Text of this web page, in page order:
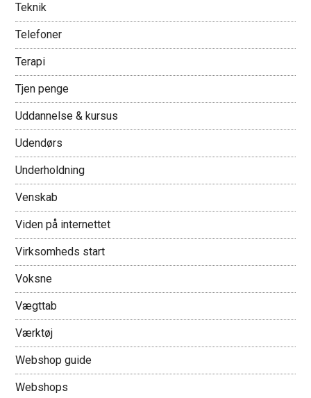
Teknik
Telefoner
Terapi
Tjen penge
Uddannelse & kursus
Udendørs
Underholdning
Venskab
Viden på internettet
Virksomheds start
Voksne
Vægttab
Værktøj
Webshop guide
Webshops